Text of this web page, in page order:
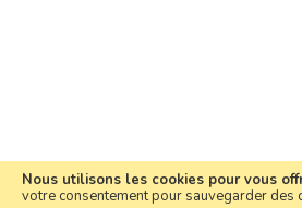
Nous utilisons les cookies pour vous
votre consentement pour sauvegarder des